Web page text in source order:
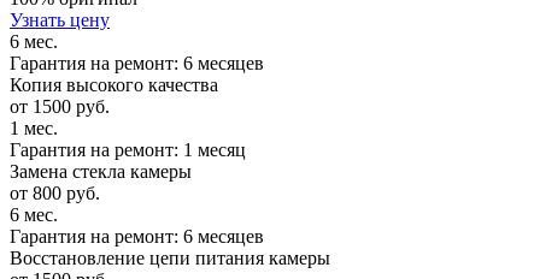
Узнать цену
6 мес.
Гарантия на ремонт: 6 месяцев
Копия высокого качества
от 1500 руб.
1 мес.
Гарантия на ремонт: 1 месяц
Замена стекла камеры
от 800 руб.
6 мес.
Гарантия на ремонт: 6 месяцев
Восстановление цепи питания камеры